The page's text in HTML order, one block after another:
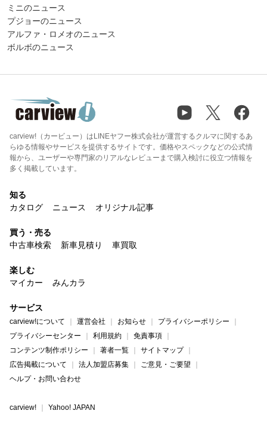
ミニのニュース
プジョーのニュース
アルファ・ロメオのニュース
ボルボのニュース
carview!（カービュー）はLINEヤフー株式会社が運営するクルマに関するあ
らゆる情報やサービスを提供するサイトです。価格やスペックなどの公式情
報から、ユーザーや専門家のリアルなレビューまで購入検討に役立つ情報を
多く掲載しています。
知る
カタログ
ニュース オリジナル記事
買う・売る
中古車検索
新車見積り 車買取
楽しむ
マイカー
みんカラ
サービス
carview!について 運営会社 お知らせ
プライバシーポリシー
プライバシーセンター
利用規約
免責事項
コンテンツ制作ポリシー
著者一覧
サイトマップ
広告掲載について
法人加盟店募集
ご意見・ご要望
ヘルプ・お問い合わせ
carview! Yahoo! JAPAN